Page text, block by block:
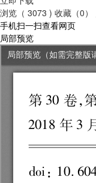
浏览（ 3073 ) 收藏（0）
手机扫一扫查看网页
局部预览